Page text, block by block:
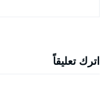
اترك تعليقاً